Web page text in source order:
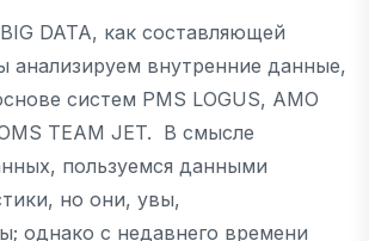
DATA, как составляющей
анализируем внутренние данные,
систем PMS LOGUS, AMO
TEAM JET. В смысле
пользуемся данными
но они, увы,
однако с недавнего времени